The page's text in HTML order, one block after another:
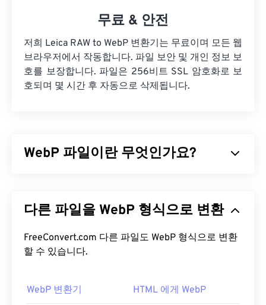
무료 & 안전
저희 Leica RAW to WebP 변환기는 무료이며 모든 웹
브라우저에서 작동합니다. 파일 보안 및 개인 정보 보
호를 보장합니다. 파일은 256비트 SSL 암호화로 보
호되며 몇 시간 후 자동으로 삭제됩니다.
WebP 파일이란 무엇인가요?
스 파일 형식입니다. WebP 이미지는JPEG(JPG)및
30% 더 작지만 시각적 품질은 비슷합니다. WebP 이
미지는 웹 페이지와 모바일 애플리케이션에서 빠르
WebP 파일을 어떻게 여나요?
다른 파일을 WebP 형식으로 변환
FreeConvert.com 다른 파일도 WebP 형식으로 변환
할 수 있습니다.
WebP 변환기 HTML 에게 WebP